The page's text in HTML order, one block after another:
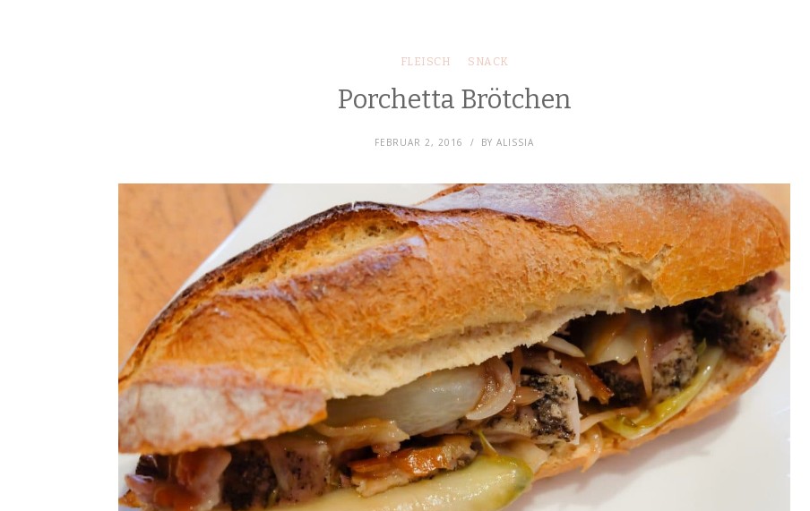
FLEISCH SNACK
Porchetta Brötchen
FEBRUAR 2, 2016 BY ALISSIA